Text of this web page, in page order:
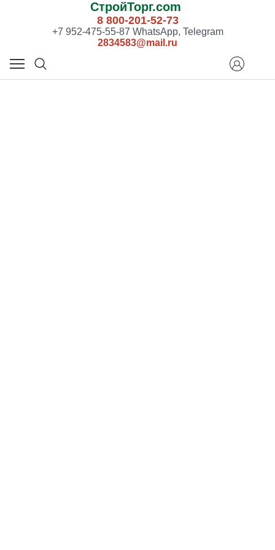
СтройТорг.com
8 800-201-52-73
+7 952-475-55-87 WhatsApp, Telegram
2834583@mail.ru